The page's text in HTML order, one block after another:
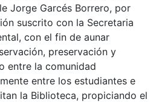
Jorge Garcés Borrero, por
suscrito con la Secretaria
con el fin de aunar
preservación y
entre la comunidad
entre los estudiantes e
la Biblioteca, propiciando el